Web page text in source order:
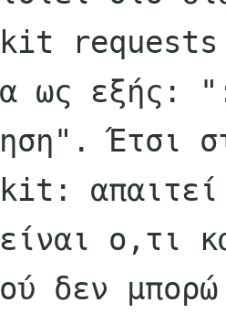
ως εξής:
Έτσι
απαιτεί
ο,τι
δεν